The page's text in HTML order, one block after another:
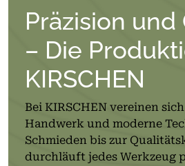
Präzision und
– Die
KIRSCHEN
Bei KIRSCHEN vereinen
Handwerk und moderne
Schmieden bis zur
durchläuft jedes Werkzeug